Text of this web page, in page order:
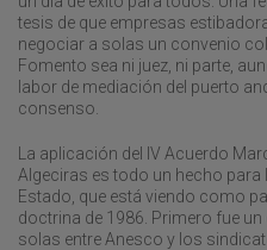
tesis de que empresas
negociar a solas un convenio
Fomento sea ni juez, ni parte,
labor de mediación del puerto
consenso.
La aplicación del IV Acuerdo
Algeciras es todo un hecho
Estado, que está viendo como
doctrina de 1986. Primero fue
solas entre Anesco y los